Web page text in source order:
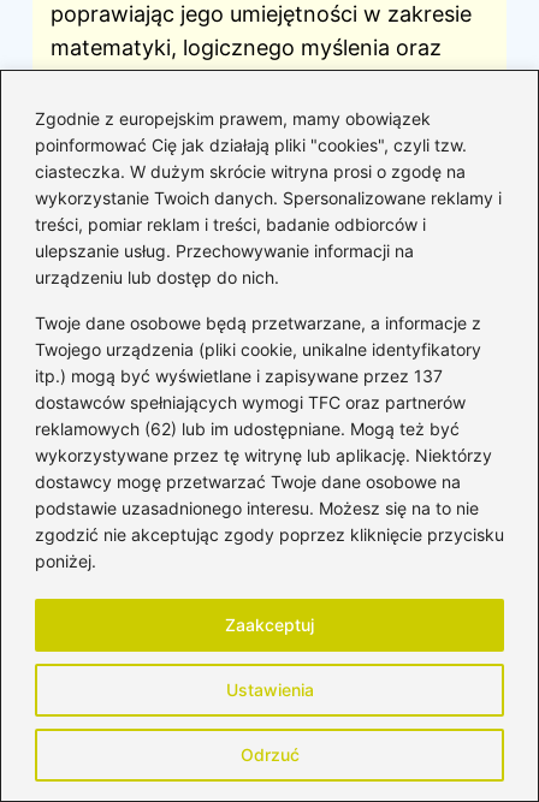
Zgodnie z europejskim prawem, mamy obowiązek
poinformować Cię jak działają pliki "cookies", czyli tzw.
ciasteczka. W dużym skrócie witryna prosi o zgodę na
wykorzystanie Twoich danych. Spersonalizowane reklamy i
treści, pomiar reklam i treści, badanie odbiorców i
ulepszanie usług. Przechowywanie informacji na
urządzeniu lub dostęp do nich.
Twoje dane osobowe będą przetwarzane, a informacje z
Twojego urządzenia (pliki cookie, unikalne identyfikatory
itp.) mogą być wyświetlane i zapisywane przez 137
dostawców spełniających wymogi TFC oraz partnerów
reklamowych (62) lub im udostępniane. Mogą też być
wykorzystywane przez tę witrynę lub aplikację. Niektórzy
dostawcy mogę przetwarzać Twoje dane osobowe na
podstawie uzasadnionego interesu. Możesz się na to nie
zgodzić nie akceptując zgody poprzez kliknięcie przycisku
poniżej.
Ustawienia
Odrzuć
Zaakceptuj
poprawiając jego umiejętności w zakresie
matematyki, logicznego myślenia oraz
Pytania i odpowiedzi
Jaki jest najlepszy wiek na rozpoczęcie nauki
gry na gitarze dla dzieci?
Najlepszy moment na rozpoczęcie nauki gry
W tym okresie dzieci mają już wystarczającą
zdolność koncentracji oraz rozwinięte
umiejętności motoryczne, co pozwala im
skutecznie uczyć się prostych akordów i
melodii.
Dlaczego warto wybierać gitary klasyczne z
nylonowymi strunami dla dzieci?
Gitary klasyczne z nylonowymi strunami są
łagodniejsze dla palców dzieci, co sprawia, że
są bardziej komfortowe w grze. Dodatkowo,
takie gitary są dostępne w różnych
rozmiarach, co pozwala na dopasowanie
instrumentu do wzrostu dziecka.